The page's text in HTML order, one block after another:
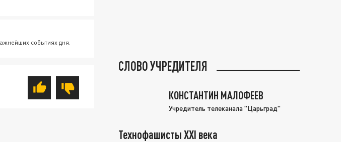
событиях дня.
СЛОВО УЧРЕДИТЕЛЯ
КОНСТАНТИН МАЛОФЕЕВ
Учредитель телеканала "Царьград"
Технофашисты XXI века